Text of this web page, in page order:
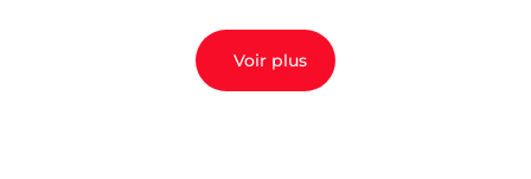
Voir plus